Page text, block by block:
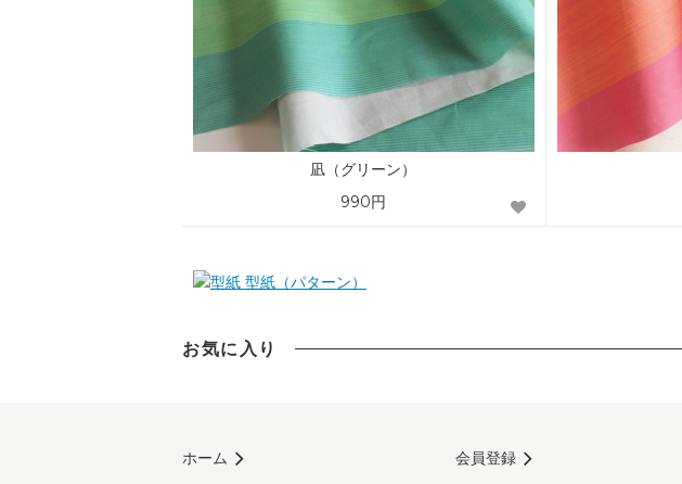
凪（グリーン）
990円
型紙（パターン）
お気に入り
ホーム
会員登録